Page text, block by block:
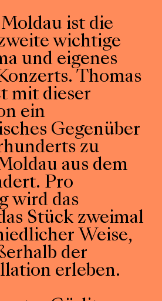
ist die
wichtige
und eigenes
Thomas
mit dieser
ein
Gegenüber
zu
aus dem
Pro
wird das
Stück zweimal
Weise,
der
erleben.